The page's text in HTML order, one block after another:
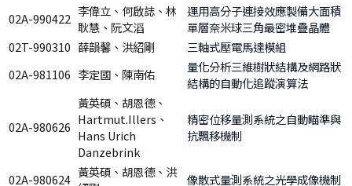
02A-990422 李偉立、何啟誌、林
耿慧、阮文滔
運用高分子連接效應製備大面積
單層奈米球三角最密堆疊晶體
02T-990310 薛韻馨、洪紹剛
三軸式壓電馬達模組
02A-981106 李定國、陳南佑
量化分析三維樹狀結構及網路狀
結構的自動化追蹤演算法
02A-980626
黃英碩、胡恩德、
Hartmut.Illers、
Hans Urich
Danzebrink
精密位移量測系統之自動瞄準與
抗飄移機制
02A-980624 黃英碩、胡恩德、洪
像散式量測系統之光學成像機制